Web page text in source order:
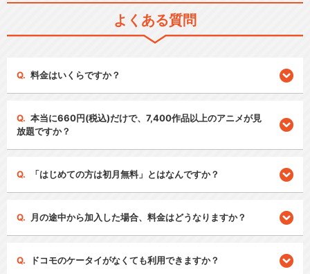
よくある質問
料金はいくらですか？
本当に660円(税込)だけで、7,400作品以上のアニメが見
放題ですか？
「はじめての方は初月無料」とはなんですか？
月の途中から加入した場合、料金はどうなりますか？
ドコモのケータイがなくても利用できますか？